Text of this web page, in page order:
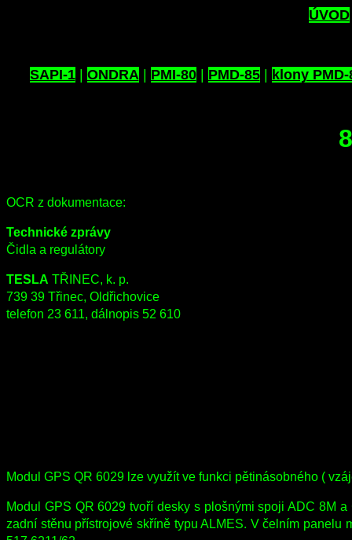
ÚVOD
SAPI-1| ONDRA| PMI-80| PMD-85| klony PMD-
OCR z dokumentace:
Technické zprávy
Čidla a regulátory
TESLA TŘINEC, k. p.
739 39 Třinec, Oldřichovice
telefon 23 611, dálnopis 52 610
Modul GPS QR 6029 lze využít ve funkci pětinásobného (
Modul GPS QR 6029 tvoří desky s plošnými spoji ADC 8M
zadní stěnu přístrojové skříně typu ALMES. V čelním